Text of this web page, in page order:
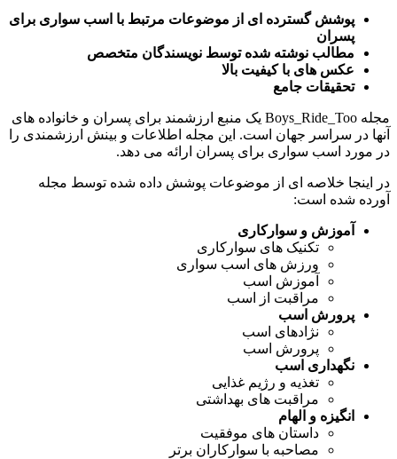
پوشش گسترده ای از موضوعات مرتبط با اسب سواری برای
پسران
مطالب نوشته شده توسط نویسندگان متخصص
عکس های با کیفیت بالا
تحقیقات جامع
مجله Boys_Ride_Too یک منبع ارزشمند برای پسران و خانواده های
آنها در سراسر جهان است. این مجله اطلاعات و بینش ارزشمندی را
در مورد اسب سواری برای پسران ارائه می دهد.
در اینجا خلاصه ای از موضوعات پوشش داده شده توسط مجله
آورده شده است:
آموزش و سوارکاری
تکنیک های سوارکاری
ورزش های اسب سواری
آموزش اسب
مراقبت از اسب
پرورش اسب
نژادهای اسب
پرورش اسب
نگهداری اسب
تغذیه و رژیم غذایی
مراقبت های بهداشتی
انگیزه و الهام
داستان های موفقیت
مصاحبه با سوارکاران برتر